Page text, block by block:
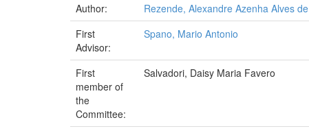
Author:
Rezende, Alexandre Azenha Alves de
First
Advisor:
Spano, Mario Antonio
First
member of
the
Committee:
Salvadori, Daisy Maria Favero